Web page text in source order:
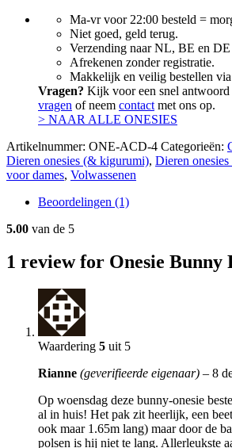
Ma-vr voor 22:00 besteld =
Niet goed, geld terug.
Verzending naar NL, BE en DE
Afrekenen zonder registratie.
Makkelijk en veilig bestellen via
Vragen? Kijk voor een snel
vragen of neem contact met ons op.
> NAAR ALLE ONESIES
Artikelnummer: ONE-ACD-4 Categorieën:
Dieren onesies (& kigurumi), Dieren
voor dames, Volwassenen
Beoordelingen (1)
5.00 van de 5
1 review for Onesie Bunny
Waardering 5 uit 5
Rianne (geverifieerde eigenaar) – 8
Op woensdag deze bunny-onesie
al in huis! Het pak zit heerlijk, een
ook maar 1.65m lang) maar door de
polsen is hij niet te lang. Allerleukste